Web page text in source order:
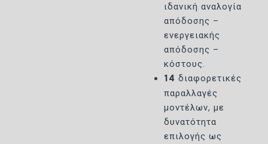
ιδανική αναλογία
απόδοσης –
ενεργειακής
απόδοσης –
κόστους.
14 διαφορετικές
παραλλαγές
μοντέλων, με
δυνατότητα
επιλογής ως